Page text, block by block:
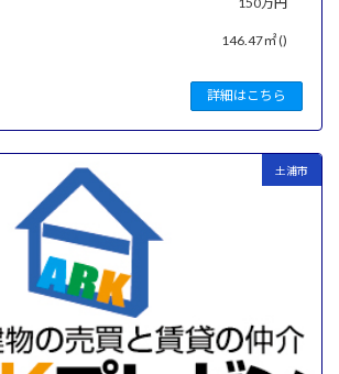
詳細はこちら
146.47㎡ ()
土浦市